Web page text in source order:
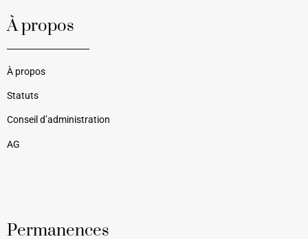
À propos
À propos
Statuts
Conseil d’administration
AG
Permanences